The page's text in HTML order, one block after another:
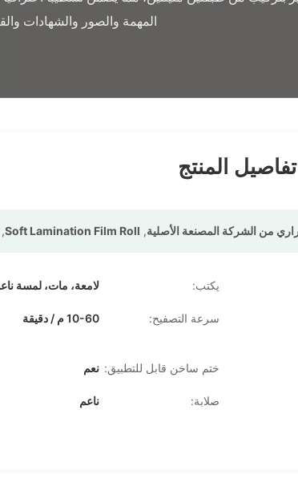
تفاصيل المنتج
,
Soft Lamination Film Roll
,
يكتب: لامعة، مات، لمسة
سرعة التصفيح: 10-60 م / دقيقة
ختم ساخن قابل للتطبيق: نعم
صلابة: ناعم